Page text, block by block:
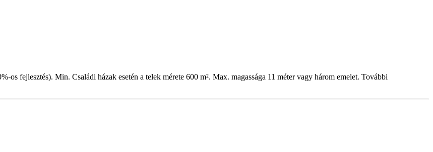
os fejlesztés). Min. Családi házak esetén a telek mérete 600 m². Max. magassága 11 méter vagy három emelet. További